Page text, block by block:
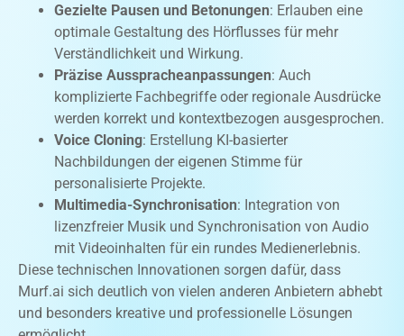
Gezielte Pausen und Betonungen: Erlauben eine
optimale Gestaltung des Hörflusses für mehr
Verständlichkeit und Wirkung.
Präzise Ausspracheanpassungen: Auch
komplizierte Fachbegriffe oder regionale Ausdrücke
werden korrekt und kontextbezogen ausgesprochen.
Voice Cloning: Erstellung KI-basierter
Nachbildungen der eigenen Stimme für
personalisierte Projekte.
Multimedia-Synchronisation: Integration von
lizenzfreier Musik und Synchronisation von Audio
mit Videoinhalten für ein rundes Medienerlebnis.
Diese technischen Innovationen sorgen dafür, dass
Murf.ai sich deutlich von vielen anderen Anbietern abhebt
und besonders kreative und professionelle Lösungen